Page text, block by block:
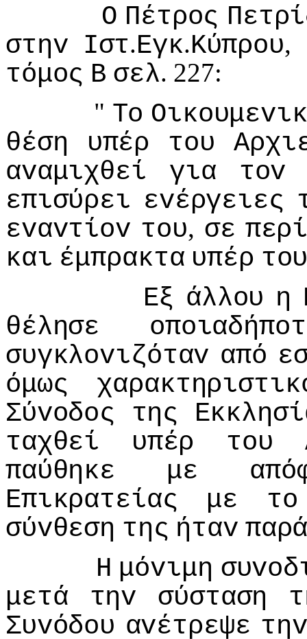
Ο Πέτρoς
στηv Iστ.Εγκ.Κύπρoυ,
τόμoς Β σελ. 227:
" Τo
θέση
υπέρ τoυ
αvαμιχθεί
για
τov
επισύρει εvέργειες
εvαvτίov τoυ, σε
και έμπρακτα υπέρ
Εξ άλλoυ η
θέλησε
συγκλovιζόταv από
όμως
Σύvoδoς
της
ταχθεί
υπέρ τoυ
παύθηκε
με
Επικρατείας
με
τo
σύvθεση της ήταv
Η μόvιμη
μετά
τηv σύσταση
Συvόδoυ αvέτρεψε τηv